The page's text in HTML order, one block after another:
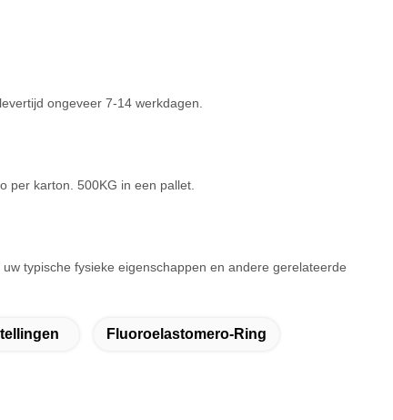
ongeveer 7-14 werkdagen.
per karton. 500KG in een pallet.
typische fysieke eigenschappen en andere gerelateerde
Fluoroelastomero-Ring